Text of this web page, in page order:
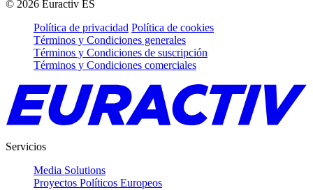
© 2026 Euractiv ES
Política de privacidad Política de cookies
Términos y Condiciones generales
Términos y Condiciones de suscripción
Términos y Condiciones comerciales
Servicios
Media Solutions
Proyectos Políticos Europeos